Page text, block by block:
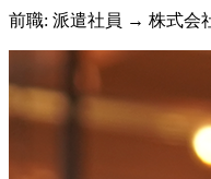
前職: 派遣社員 → 株式会